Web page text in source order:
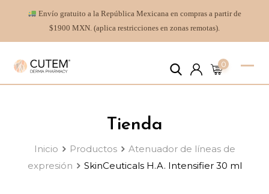
Envío gratuito a la República Mexicana en compras a partir de
$1900 MXN. (aplica restricciones en zonas remotas).
0
Tienda
Inicio Productos
Atenuador de líneas de
expresión
SkinCeuticals H.A. Intensifier 30 ml